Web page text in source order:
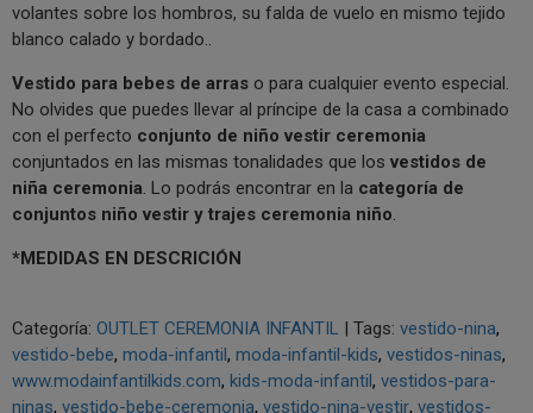
volantes sobre los hombros, su falda de vuelo en mismo tejido
blanco calado y bordado..
Vestido para bebes de arras o para cualquier evento especial.
No olvides que puedes llevar al príncipe de la casa a combinado
con el perfecto conjunto de niño vestir ceremonia
conjuntados en las mismas tonalidades que los vestidos de
niña ceremonia. Lo podrás encontrar en la categoría de
conjuntos niño vestir y trajes ceremonia niño.
*MEDIDAS EN DESCRICIÓN
Categoría: OUTLET CEREMONIA INFANTIL Tags: vestido-nina
vestido-bebe moda-infantil moda-infantil-kids vestidos-ninas
www.modainfantilkids.com kids-moda-infantil
vestidos-para-
ninas vestido-bebe-ceremonia vestido-nina-vestir vestidos-